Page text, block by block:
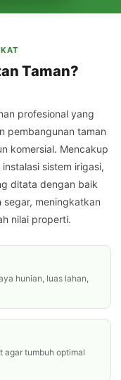
Taman?
profesional yang
pembangunan taman
komersial. Mencakup
sistem irigasi,
ditata dengan baik
meningkatkan
nilai properti.
hunian, luas lahan,
agar tumbuh optimal